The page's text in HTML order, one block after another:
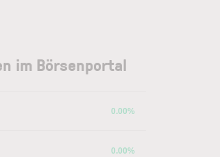
im Börsenportal
0.00%
0.00%